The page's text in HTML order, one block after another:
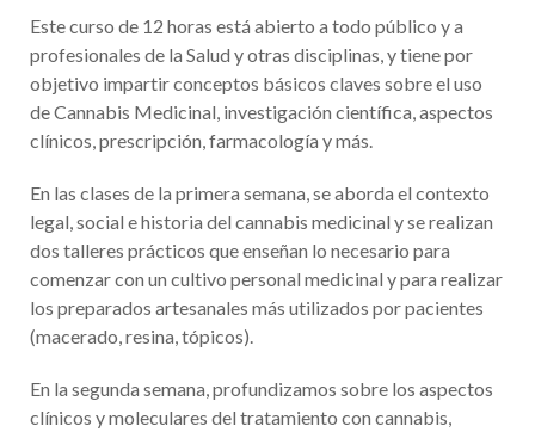
Este curso de 12 horas está abierto a todo público y a
profesionales de la Salud y otras disciplinas, y tiene por
objetivo impartir conceptos básicos claves sobre el uso
de Cannabis Medicinal, investigación científica, aspectos
clínicos, prescripción, farmacología y más.
En las clases de la primera semana, se aborda el contexto
legal, social e historia del cannabis medicinal y se realizan
dos talleres prácticos que enseñan lo necesario para
comenzar con un cultivo personal medicinal y para realizar
los preparados artesanales más utilizados por pacientes
(macerado, resina, tópicos).
En la segunda semana, profundizamos sobre los aspectos
clínicos y moleculares del tratamiento con cannabis,